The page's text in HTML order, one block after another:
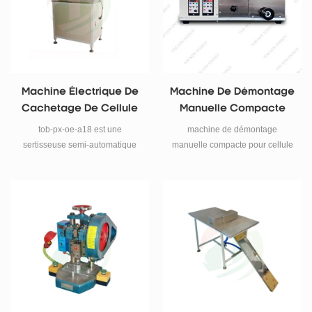
cylindrique peut également être
utilisée dans la production
d'essai en petits lots en usine.
Machine Électrique De
Cachetage De Cellule
De Cylindre
tob-px-oe-a18 est une
sertisseuse semi-automatique
développement de batteries.
Machine De Démontage
Manuelle Compacte
Pour Cellule De
Cylindre
machine de démontage
manuelle compacte pour cellule